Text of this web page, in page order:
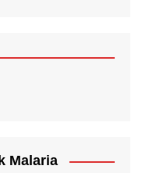
Malaria